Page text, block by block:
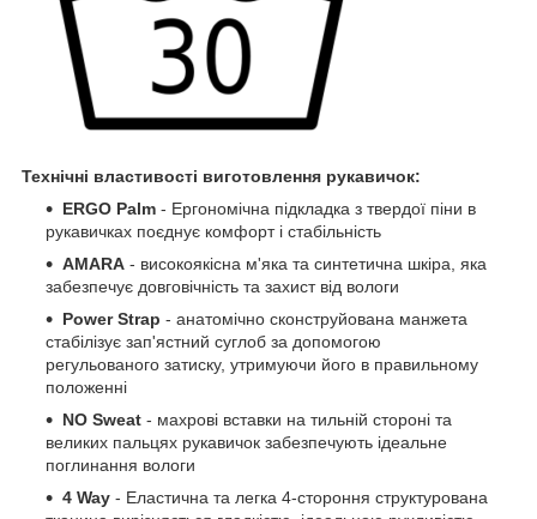
Технічні властивості виготовлення рукавичок:
ERGO Palm - Ергономічна підкладка з твердої піни в
рукавичках поєднує комфорт і стабільність
AMARA - високоякісна м'яка та синтетична шкіра, яка
забезпечує довговічність та захист від вологи
Power Strap - анатомічно сконструйована манжета
стабілізує зап'ястний суглоб за допомогою
регульованого затиску, утримуючи його в правильному
положенні
NO Sweat - махрові вставки на тильній стороні та
великих пальцях рукавичок забезпечують ідеальне
поглинання вологи
4 Way - Еластична та легка 4-стороння структурована